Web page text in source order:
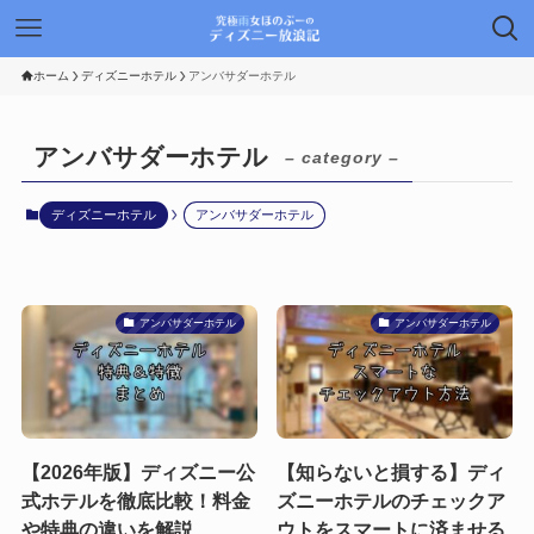
ホーム ディズニーホテル アンバサダーホテル
アンバサダーホテル – category –
ディズニーホテル アンバサダーホテル
アンバサダーホテル
【2026年版】ディズニー公
式ホテルを徹底比較！料金
や特典の違いを解説
アンバサダーホテル
【知らないと損する】ディ
ズニーホテルのチェックア
ウトをスマートに済ませる